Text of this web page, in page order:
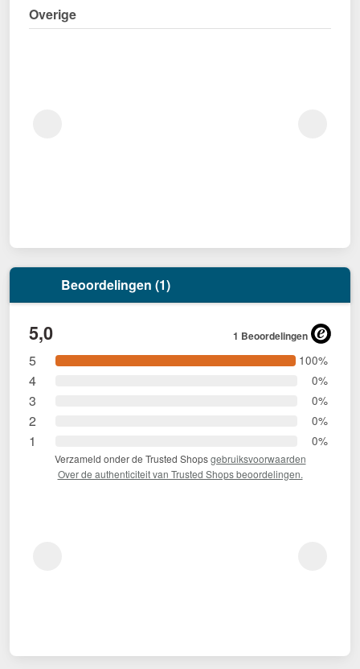
Overige
Beoordelingen (1)
5,0 1 Beoordelingen
5 100%
4 0%
3 0%
2 0%
1 0%
Verzameld onder de Trusted Shopsgebruiksvoorwaarden
Over de authenticiteit van Trusted Shops beoordelingen.